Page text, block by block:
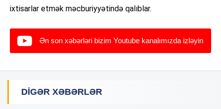
ixtisarlar etmək məcburiyyətində qalıblar.
Ən son xəbərləri bizim Youtube kanalımızda izləyin
DIGƏR XƏBƏRLƏR